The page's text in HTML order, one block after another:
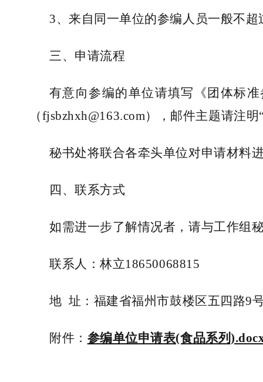
3、来自同一单位的参编人员一般不
三、 申请流程
有意向参编的单位请填写《团体标
（fjsbzhxh@163.com），邮件主题请注明
秘书处将联合各牵头单位对申请材料
四、联系方式
如需进一步了解情况者，请与工作组
联系人：林立18650068815
地 址：福建省福州市鼓楼区五四路9
附件： 参编单位申请表(食品系列